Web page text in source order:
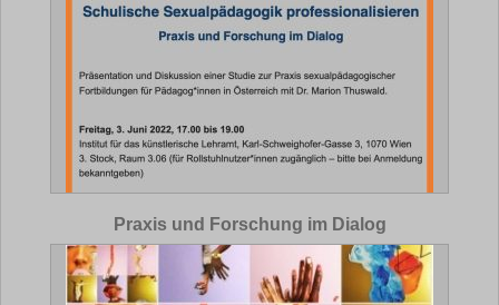
Praxis und Forschung im Dialog